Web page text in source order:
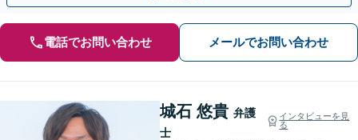
電話でお問い合わせ メールでお問い合わせ
城石 悠貴 弁護
士
インタビューを見
る